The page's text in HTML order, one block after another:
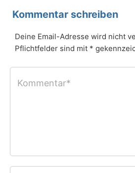
Kommentar schreiben
Deine Email-Adresse wird nicht
Pflichtfelder sind mit *
Kommentar*